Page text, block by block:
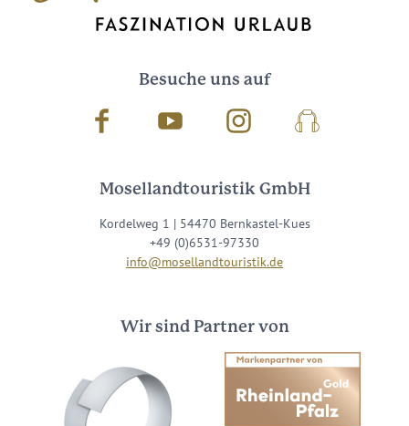
Besuche uns auf
Facebook Youtube InstagramPodcast
Mosellandtouristik GmbH
Kordelweg 1 | 54470 Bernkastel-Kues
+49 (0)6531-97330
info@mosellandtouristik.de
Wir sind Partner von